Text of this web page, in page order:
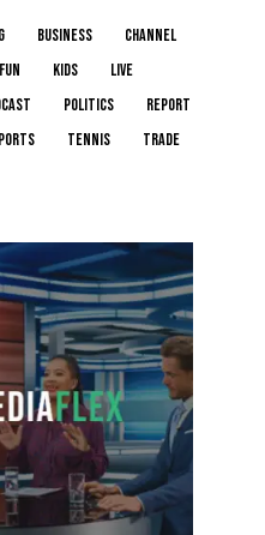
business
channel
fun kids
live
politics
report
tennis
trade